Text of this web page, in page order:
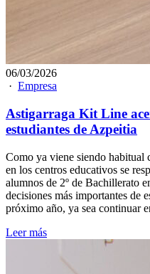
06/03/2026
· Empresa
Astigarraga Kit Line
estudiantes de Azpeitia
Como ya viene siendo habitual
en los centros educativos se
alumnos de 2º de Bachillerato
decisiones más importantes de
próximo año, ya sea continuar
Leer más